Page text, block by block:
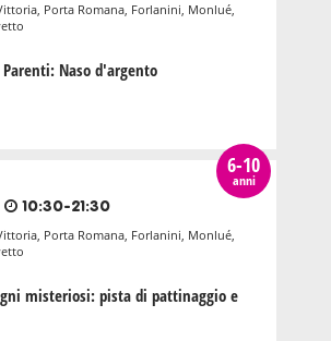
Porta Romana, Forlanini, Monlué,
Parenti: Naso d'argento
6-10
anni
10:30-21:30
Porta Romana, Forlanini, Monlué,
misteriosi: pista di pattinaggio e